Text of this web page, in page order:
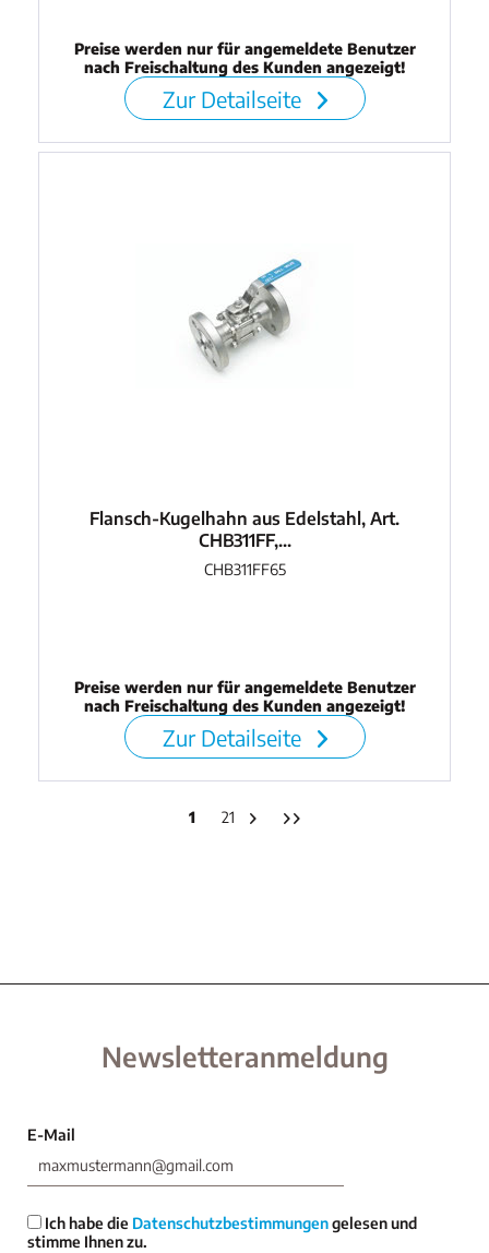
Preise werden nur für angemeldete Benutzer
nach Freischaltung des Kunden angezeigt!
Zur Detailseite
Flansch-Kugelhahn aus Edelstahl, Art.
CHB311FF,...
CHB311FF65
Preise werden nur für angemeldete Benutzer
nach Freischaltung des Kunden angezeigt!
Zur Detailseite
1 21
Newsletteranmeldung
E-Mail
Ich habe die Datenschutzbestimmungengelesen und
stimme Ihnen zu.